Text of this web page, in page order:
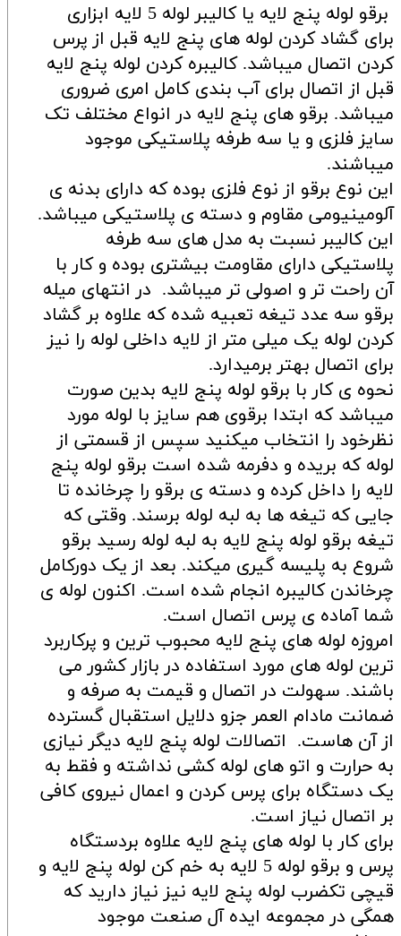
برقو لوله پنج لایه یا کالیبر لوله 5 لایه ابزاری
برای گشاد کردن لوله های پنج لایه قبل از پرس
کردن اتصال میباشد. کالیبره کردن لوله پنج لایه
قبل از اتصال برای آب بندی کامل امری ضروری
میباشد. برقو های پنج لایه در انواع مختلف تک
سایز فلزی و یا سه طرفه پلاستیکی موجود
میباشند.
این نوع برقو از نوع فلزی بوده که دارای بدنه ی
آلومینیومی مقاوم و دسته ی پلاستیکی میباشد.
این کالیبر نسبت به مدل های سه طرفه
پلاستیکی دارای مقاومت بیشتری بوده و کار با
آن راحت تر و اصولی تر میباشد. در انتهای میله
برقو سه عدد تیغه تعبیه شده که علاوه بر گشاد
کردن لوله یک میلی متر از لایه داخلی لوله را نیز
برای اتصال بهتر برمیدارد.
نحوه ی کار با برقو لوله پنج لایه بدین صورت
میباشد که ابتدا برقوی هم سایز با لوله مورد
نظرخود را انتخاب میکنید سپس از قسمتی از
لوله که بریده و دفرمه شده است برقو لوله پنج
لایه را داخل کرده و دسته ی برقو را چرخانده تا
جایی که تیغه ها به لبه لوله برسند. وقتی که
تیغه برقو لوله پنج لایه به لبه لوله رسید برقو
شروع به پلیسه گیری میکند. بعد از یک دورکامل
چرخاندن کالیبره انجام شده است. اکنون لوله ی
شما آماده ی پرس اتصال است.
امروزه لوله های پنج لایه محبوب ترین و پرکاربرد
ترین لوله های مورد استفاده در بازار کشور می
باشند. سهولت در اتصال و قیمت به صرفه و
ضمانت مادام العمر جزو دلایل استقبال گسترده
از آن هاست. اتصالات لوله پنج لایه دیگر نیازی
به حرارت و اتو های لوله کشی نداشته و فقط به
یک دستگاه برای پرس کردن و اعمال نیروی کافی
بر اتصال نیاز است.
برای کار با لوله های پنج لایه علاوه بردستگاه
پرس و برقو لوله 5 لایه به خم کن لوله پنج لایه و
قیچی تکضرب لوله پنج لایه نیز نیاز دارید که
همگی در مجموعه ایده آل صنعت موجود